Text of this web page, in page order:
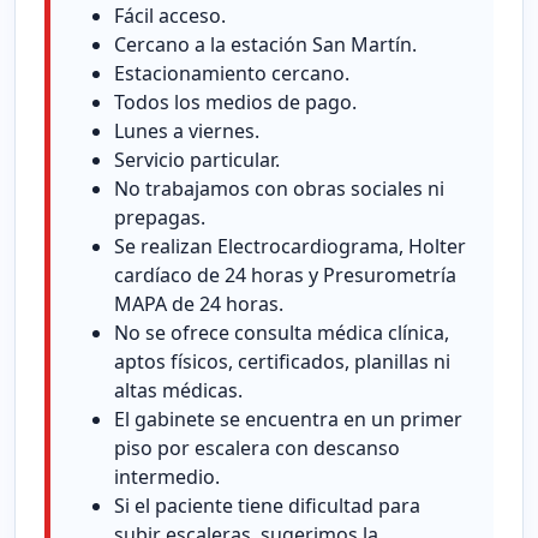
Fácil acceso.
Cercano a la estación San Martín.
Estacionamiento cercano.
Todos los medios de pago.
Lunes a viernes.
Servicio particular.
No trabajamos con obras sociales ni
prepagas.
Se realizan Electrocardiograma, Holter
cardíaco de 24 horas y Presurometría
MAPA de 24 horas.
No se ofrece consulta médica clínica,
aptos físicos, certificados, planillas ni
altas médicas.
El gabinete se encuentra en un primer
piso por escalera con descanso
intermedio.
Si el paciente tiene dificultad para